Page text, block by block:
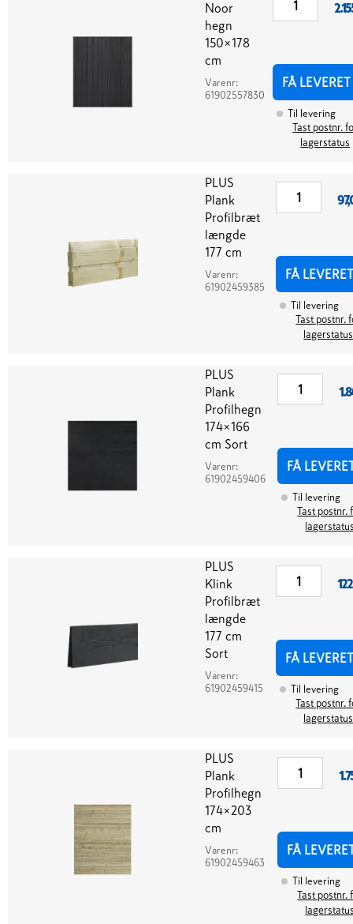
Noor
hegn
150×178
cm
Varenr:
61902557830
FÅ LEVERET
Til levering
Tast postnr.
lagerstatus
PLUS
Plank
Profilbræt
længde
177 cm
Varenr:
61902459385
FÅ LEVERET
Til levering
Tast postnr.
lagerstatus
PLUS
Plank
Profilhegn
174×166
cm Sort
Varenr:
61902459406
FÅ
Til levering
Tast postnr.
PLUS
Klink
Profilbræt
længde
177 cm
Sort
Varenr:
61902459415
FÅ LEVERET
Til levering
Tast postnr.
lagerstatus
PLUS
Plank
Profilhegn
174×203
cm
Varenr:
61902459463
FÅ
Til levering
Tast postnr.